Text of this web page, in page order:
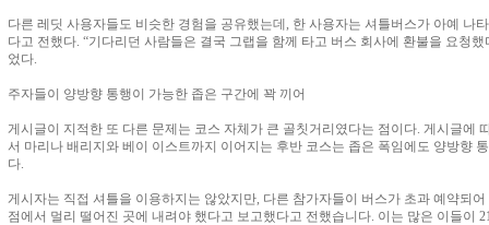
다른 레딧 사용자들도 비슷한 경험을 공유했는데, 한 사용자는 셔틀버스가 아예 나
다고 전했다. “기다리던 사람들은 결국 그랩을 함께 타고 버스 회사에 환불을 요청
었다.
주자들이 양방향 통행이 가능한 좁은 구간에 꽉 끼어
게시글이 지적한 또 다른 문제는 코스 자체가 큰 골칫거리였다는 점이다. 게시글에
서 마리나 배리지와 베이 이스트까지 이어지는 후반 코스는 좁은 폭임에도 양방향
다.
게시자는 직접 셔틀을 이용하지는 않았지만, 다른 참가자들이 버스가 초과 예약되
점에서 멀리 떨어진 곳에 내려야 했다고 보고했다고 전했습니다. 이는 많은 이들이